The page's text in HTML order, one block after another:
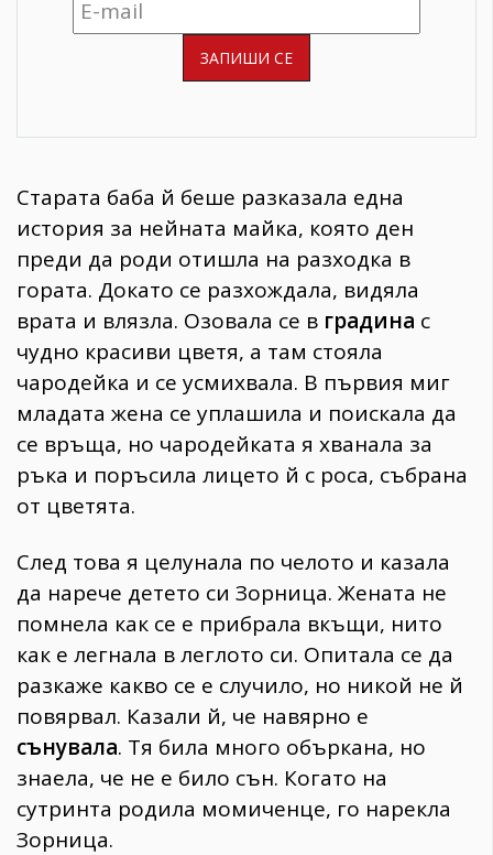
Старата баба й беше разказала една
история за нейната майка, която ден
преди да роди отишла на разходка в
гората. Докато се разхождала, видяла
врата и влязла. Озовала се в градина с
чудно красиви цветя, а там стояла
чародейка и се усмихвала. В първия миг
младата жена се уплашила и поискала да
се връща, но чародейката я хванала за
ръка и поръсила лицето й с роса, събрана
от цветята.
След това я целунала по челото и казала
да нарече детето си Зорница. Жената не
помнела как се е прибрала вкъщи, нито
как е легнала в леглото си. Опитала се да
разкаже какво се е случило, но никой не й
повярвал. Казали й, че навярно е
сънувала. Тя била много объркана, но
знаела, че не е било сън. Когато на
сутринта родила момиченце, го нарекла
Зорница.